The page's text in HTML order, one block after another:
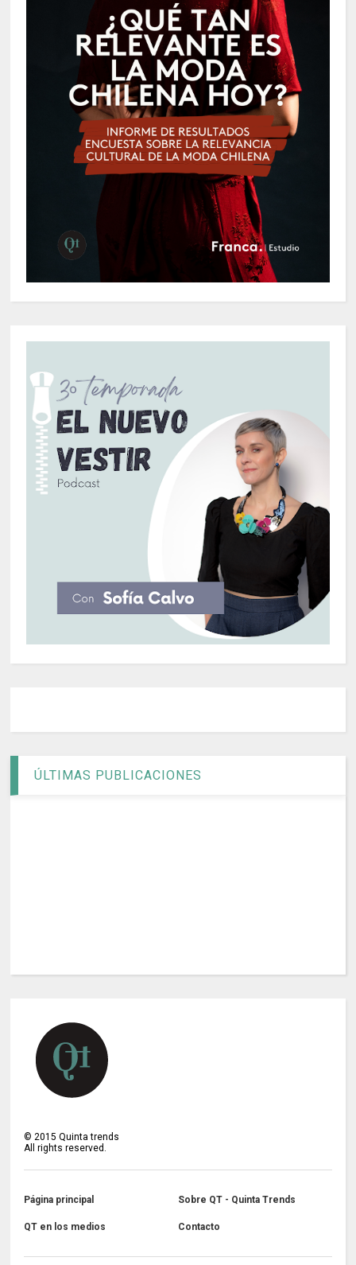
ÚLTIMAS PUBLICACIONES
© 2015 Quinta trends
All rights reserved.
Página principal Sobre QT - Quinta Trends
QT en los medios Contacto